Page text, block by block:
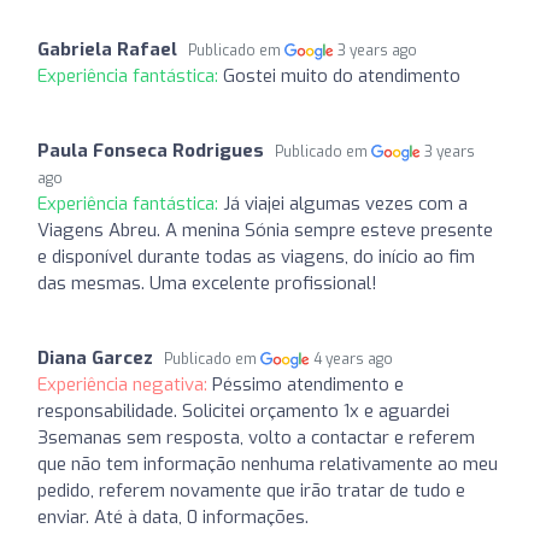
Gabriela Rafael Publicado em 3 years ago
Experiência fantástica: Gostei muito do atendimento
Paula Fonseca Rodrigues Publicado em
3 years
ago
Experiência fantástica: Já viajei algumas vezes com a
Viagens Abreu. A menina Sónia sempre esteve presente
e disponível durante todas as viagens, do início ao fim
das mesmas. Uma excelente profissional!
Diana Garcez Publicado em 4 years ago
Experiência negativa: Péssimo atendimento e
responsabilidade. Solicitei orçamento 1x e aguardei
3semanas sem resposta, volto a contactar e referem
que não tem informação nenhuma relativamente ao meu
pedido, referem novamente que irão tratar de tudo e
enviar. Até à data, 0 informações.